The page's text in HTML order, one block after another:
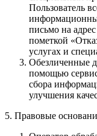
Пользователь
письмо на
пометкой
услугах и
Обезличенные
помощью
сбора
улучшения
5. Правовые